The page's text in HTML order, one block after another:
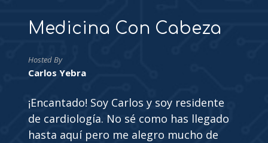
Medicina Con Cabeza
Hosted By
Carlos Yebra
¡Encantado! Soy Carlos y soy residente
de cardiología. No sé como has llegado
hasta aquí pero me alegro mucho de